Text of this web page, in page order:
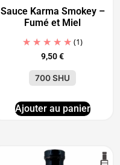
Sauce Karma Smokey –
Fumé et Miel
(1)
9,50€
700 SHU
Ajouter au panier